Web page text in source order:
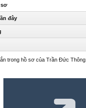
sơ
đây
trong hồ sơ của Trần Đức Thông.